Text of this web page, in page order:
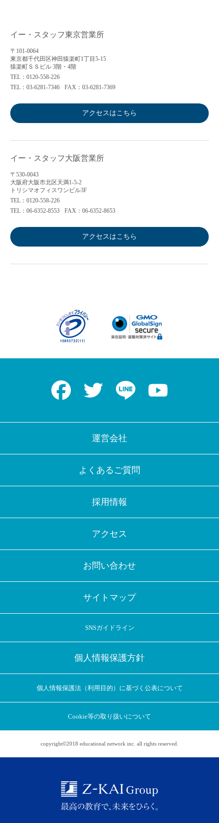
アプリに切り替えてみませんか
アプリ限定のコラムを配信中！
イー・スタッフ東京営業所
〒101-0064
東京都千代田区神田猿楽町1丁目5-15
猿楽町ＳＳビル 3階・4階
TEL：0120-558-226
TEL：03-6281-7346
FAX：03-6281-7369
アクセスはこちら
イー・スタッフ大阪営業所
〒530-0043
大阪府大阪市北区天満1-5-2
トリシマオフィスワンビル3F
TEL：0120-558-226
TEL：06-6352-8553
FAX：06-6352-8653
アクセスはこちら
Facebook Twitter LINE
運営会社
よくあるご質問
採用情報
アクセス
お問い合わせ
サイトマップ
SNSガイドライン
個人情報保護方針
個人情報保護法（利用目的）に基づく公表について
Cookie等の取り扱いについて
copyright©2018 educational network inc. all rights reserved.